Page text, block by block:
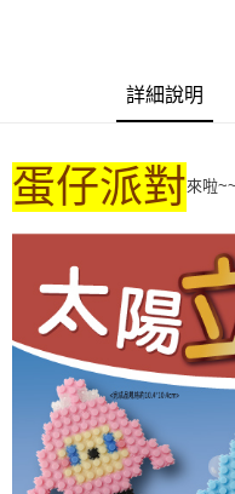
付款後7-11取貨
宅配 新竹物流
每筆NT$130，滿
國家/地區配送-香港(順豐快
詳細說明
蛋仔派對來啦